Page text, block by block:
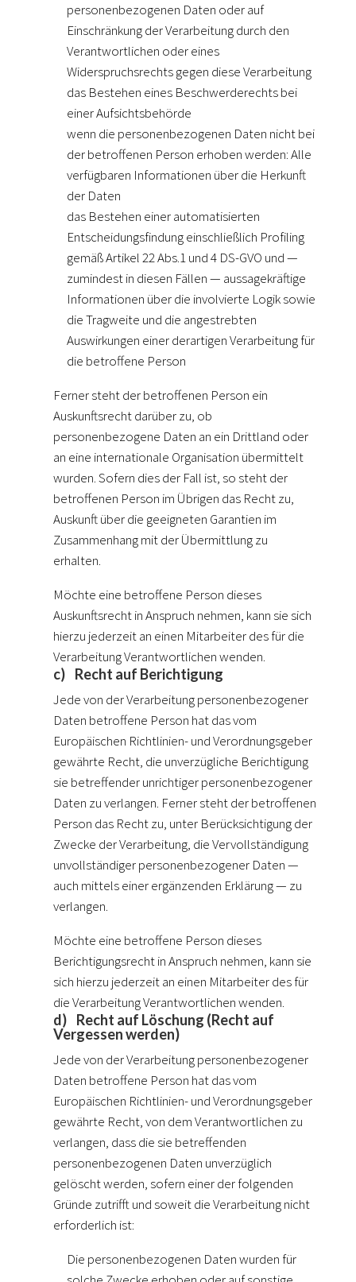
personenbezogenen Daten oder auf
Einschränkung der Verarbeitung durch den
Verantwortlichen oder eines
Widerspruchsrechts gegen diese Verarbeitung
das Bestehen eines Beschwerderechts bei
einer Aufsichtsbehörde
wenn die personenbezogenen Daten nicht bei
der betroffenen Person erhoben werden: Alle
verfügbaren Informationen über die Herkunft
der Daten
das Bestehen einer automatisierten
Entscheidungsfindung einschließlich Profiling
gemäß Artikel 22 Abs.1 und 4 DS-GVO und —
zumindest in diesen Fällen — aussagekräftige
Informationen über die involvierte Logik sowie
die Tragweite und die angestrebten
Auswirkungen einer derartigen Verarbeitung für
die betroffene Person
Ferner steht der betroffenen Person ein
Auskunftsrecht darüber zu, ob
personenbezogene Daten an ein Drittland oder
an eine internationale Organisation übermittelt
wurden. Sofern dies der Fall ist, so steht der
betroffenen Person im Übrigen das Recht zu,
Auskunft über die geeigneten Garantien im
Zusammenhang mit der Übermittlung zu
erhalten.
Möchte eine betroffene Person dieses
Auskunftsrecht in Anspruch nehmen, kann sie sich
hierzu jederzeit an einen Mitarbeiter des für die
Verarbeitung Verantwortlichen wenden.
c) Recht auf Berichtigung
Jede von der Verarbeitung personenbezogener
Daten betroffene Person hat das vom
Europäischen Richtlinien- und Verordnungsgeber
gewährte Recht, die unverzügliche Berichtigung
sie betreffender unrichtiger personenbezogener
Daten zu verlangen. Ferner steht der betroffenen
Person das Recht zu, unter Berücksichtigung der
Zwecke der Verarbeitung, die Vervollständigung
unvollständiger personenbezogener Daten —
auch mittels einer ergänzenden Erklärung — zu
verlangen.
Möchte eine betroffene Person dieses
Berichtigungsrecht in Anspruch nehmen, kann sie
sich hierzu jederzeit an einen Mitarbeiter des für
die Verarbeitung Verantwortlichen wenden.
d) Recht auf Löschung (Recht auf
Vergessen werden)
Jede von der Verarbeitung personenbezogener
Daten betroffene Person hat das vom
Europäischen Richtlinien- und Verordnungsgeber
gewährte Recht, von dem Verantwortlichen zu
verlangen, dass die sie betreffenden
personenbezogenen Daten unverzüglich
gelöscht werden, sofern einer der folgenden
Gründe zutrifft und soweit die Verarbeitung nicht
erforderlich ist:
Die personenbezogenen Daten wurden für